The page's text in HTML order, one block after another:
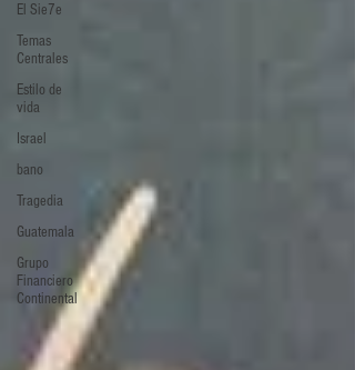
El Sie7e
Temas
Centrales
Estilo de
vida
Israel
bano
Tragedia
Guatemala
Grupo
Financiero
Continental